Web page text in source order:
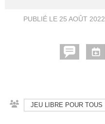
PUBLIÉ LE 25 AOÛT 2022
JEU LIBRE POUR TOUS